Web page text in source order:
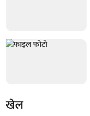
खेल